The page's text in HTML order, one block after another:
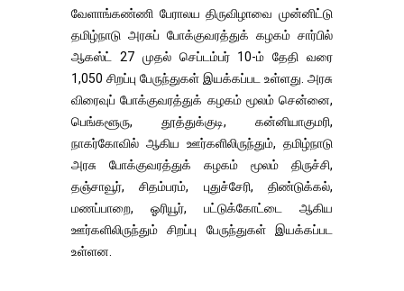
வேளாங்கண்ணி பேராலய திருவிழாவை முன்னிட்டு
தமிழ்நாடு அரசுப் போக்குவரத்துக் கழகம் சார்பில்
ஆகஸ்ட் 27 முதல் செப்டம்பர் 10-ம் தேதி வரை
1,050 சிறப்பு பேருந்துகள் இயக்கப்பட உள்ளது. அரசு
விரைவுப் போக்குவரத்துக் கழகம் மூலம் சென்னை,
பெங்களூரு, தூத்துக்குடி, கன்னியாகுமரி,
நாகர்கோவில் ஆகிய ஊர்களிலிருந்தும், தமிழ்நாடு
அரசு போக்குவரத்துக் கழகம் மூலம் திருச்சி,
தஞ்சாவூர், சிதம்பரம், புதுச்சேரி, திண்டுக்கல்,
மணப்பாறை, ஓரியூர், பட்டுக்கோட்டை ஆகிய
ஊர்களிலிருந்தும் சிறப்பு பேருந்துகள் இயக்கப்பட
உள்ளன.